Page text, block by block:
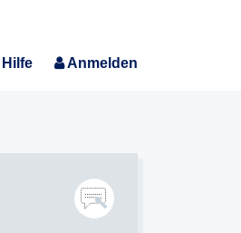
Hilfe Anmelden